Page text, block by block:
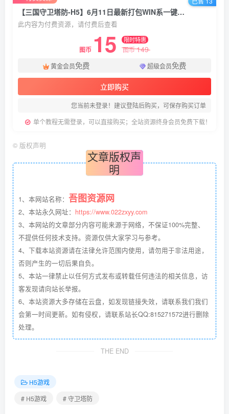
【三国守卫塔防-H5】6月11日最新打包WIN系一键服务端+Linux手工端-三网塔防H5游戏-带详细文本搭建教程-上传网站即玩
此内容为付费资源，请付费后查看
图币 15 限时特惠
图币149
黄金会员免费 超级会员免费
立即购买
您当前未登录！建议登陆后购买，可保存购买订单
单个教程无需登录，可以直接购买；全站资源终身会员免费下载！
© 版权声明
文章版权声
明
1、本网站名称： 吾图资源网
2、本站永久网址： https://www.022zxyy.com
3、本网站的文章部分内容可能来源于网络，不保证100%完整、
不提供任何技术支持。资源仅供大家学习与参考。
4、下载本站资源请在法律允许范围内使用，请勿用于非法用途，
否则产生的一切后果自负。
5、本站一律禁止以任何方式发布或转载任何违法的相关信息，访
客发现请向站长举报。
6、本站资源大多存储在云盘，如发现链接失效，请联系我们我们
会第一时间更新。如有侵权，请联系站长QQ:815271572进行删除
处理。
THE END
H5游戏
# H5游戏
# 守卫塔防